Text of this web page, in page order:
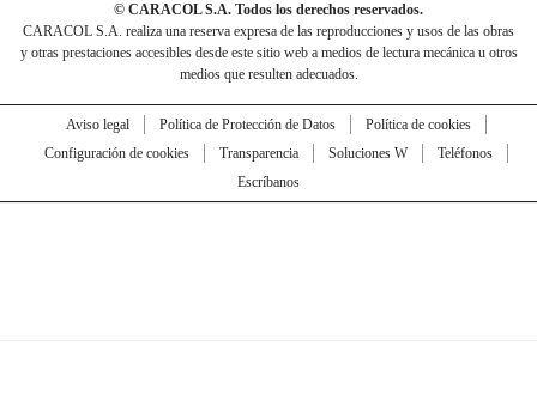
© CARACOL S.A. Todos los derechos reservados.
CARACOL S.A. realiza una reserva expresa de las reproducciones y usos de las obras
y otras prestaciones accesibles desde este sitio web a medios de lectura mecánica u otros
medios que resulten adecuados.
Aviso legal Política de Protección de Datos
Política de cookies
Configuración de cookies
Transparencia Soluciones W
Teléfonos
Escríbanos